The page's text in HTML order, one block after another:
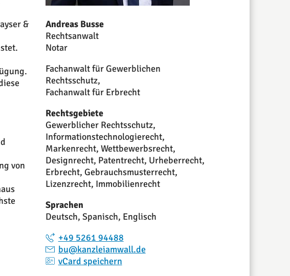
&
von
Andreas Busse
Rechtsanwalt
Notar
Fachanwalt für Gewerblichen
Rechtsschutz,
Fachanwalt für Erbrecht
Rechtsgebiete
Gewerblicher Rechtsschutz,
Informationstechnologierecht,
Markenrecht, Wettbewerbsrecht,
Designrecht, Patentrecht, Urheberrecht,
Erbrecht, Gebrauchsmusterrecht,
Lizenzrecht, Immobilienrecht
Sprachen
Deutsch, Spanisch, Englisch
+49 5261 94488
bu@kanzleiamwall.de
vCard speichern